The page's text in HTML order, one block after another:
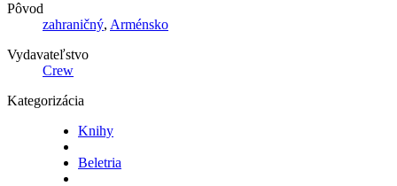
Pôvod
zahraničný, Arménsko
Vydavateľstvo
Crew
Kategorizácia
Knihy
Beletria